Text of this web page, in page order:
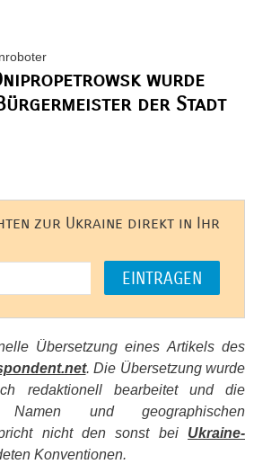
wurde
der Stadt
zur Ukraine direkt in Ihr
Übersetzung eines Artikels des
. Die Übersetzung wurde
redaktionell bearbeitet und die
und geographischen
nicht den sonst bei Ukraine-
Konventionen.